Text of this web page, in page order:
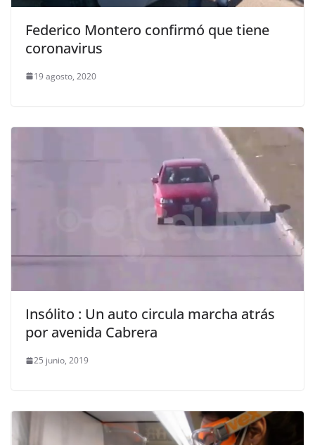
Federico Montero confirmó que tiene
coronavirus
19 agosto, 2020
Insólito : Un auto circula marcha atrás
por avenida Cabrera
25 junio, 2019